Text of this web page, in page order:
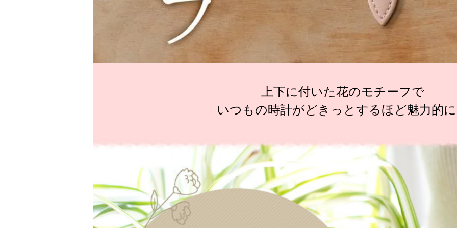
上下に付いた花のモチーフで
いつもの時計がどきっとするほど魅力的